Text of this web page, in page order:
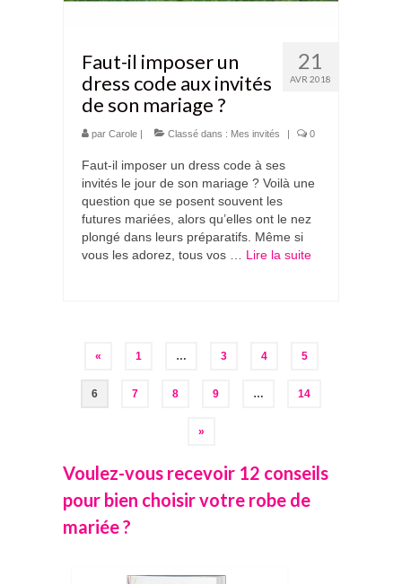
21
AVR 2018
Faut-il imposer un
dress code aux invités
de son mariage ?
par Carole | Classé dans : Mes invités | 0
Faut-il imposer un dress code à ses
invités le jour de son mariage ? Voilà une
question que se posent souvent les
futures mariées, alors qu’elles ont le nez
plongé dans leurs préparatifs. Même si
vous les adorez, tous vos … Lire la suite­­
Pagination
publications
« 1 … 3 4 5
6 7 8 9 … 14
»
Voulez-vous recevoir 12 conseils
pour bien choisir votre robe de
mariée ?